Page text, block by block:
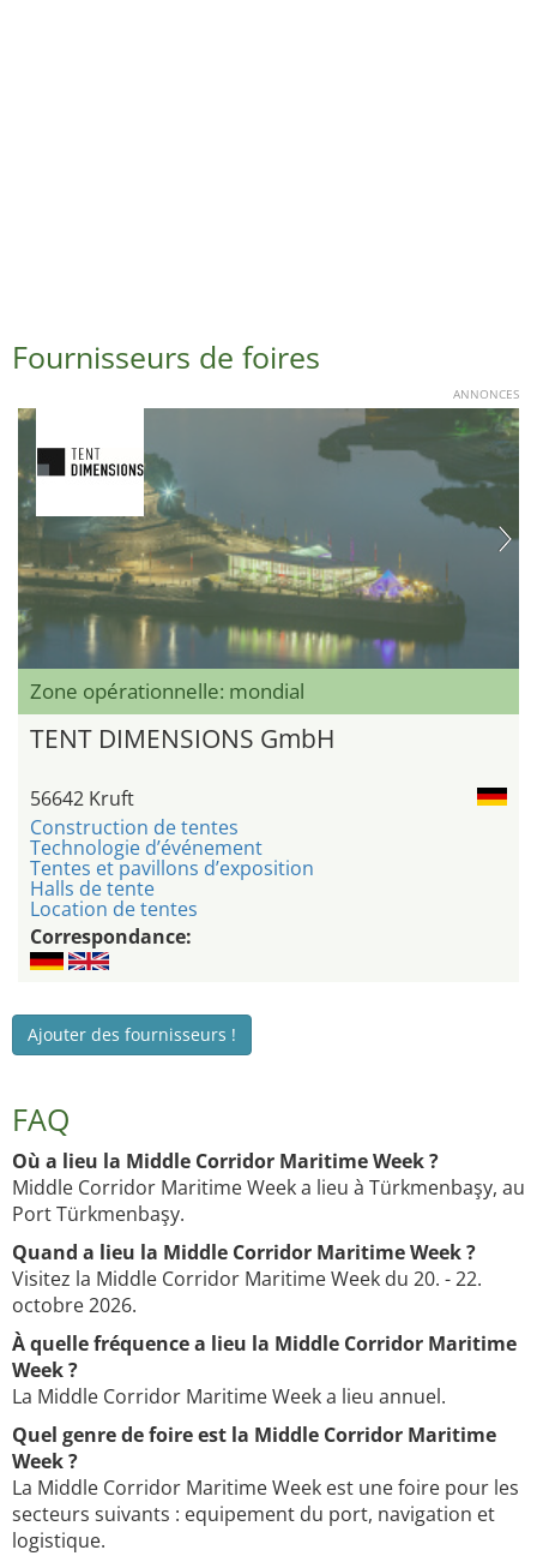
Fournisseurs de foires
ANNONCES
Zone opérationnelle: mondial
TENT DIMENSIONS GmbH
56642 Kruft
Construction de tentes
Technologie d’événement
Tentes et pavillons d’exposition
Halls de tente
Location de tentes
Correspondance:
Ajouter des fournisseurs !
FAQ
Où a lieu la Middle Corridor Maritime Week ?
Middle Corridor Maritime Week a lieu à Türkmenbaşy, au
Port Türkmenbaşy.
Quand a lieu la Middle Corridor Maritime Week ?
Visitez la Middle Corridor Maritime Week du 20. - 22.
octobre 2026.
À quelle fréquence a lieu la Middle Corridor Maritime
Week ?
La Middle Corridor Maritime Week a lieu annuel.
Quel genre de foire est la Middle Corridor Maritime
Week ?
La Middle Corridor Maritime Week est une foire pour les
secteurs suivants : equipement du port, navigation et
logistique.